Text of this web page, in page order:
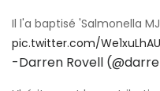
Il l'a baptisé 'Salmonella
pic.twitter.com/
-Darren Rovell